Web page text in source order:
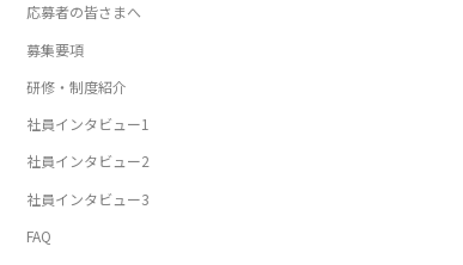
応募者の皆さまへ
募集要項
研修・制度紹介
社員インタビュー1
社員インタビュー2
社員インタビュー3
FAQ